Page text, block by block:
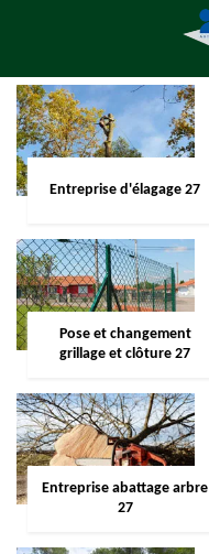
Entreprise d'élagage 27
Pose et changement
grillage et clôture 27
Entreprise abattage arbre
27